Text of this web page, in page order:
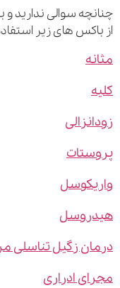
سوالی ندارید و به
های زیر استفاده
زگیل تناسلی مردان
ادراری